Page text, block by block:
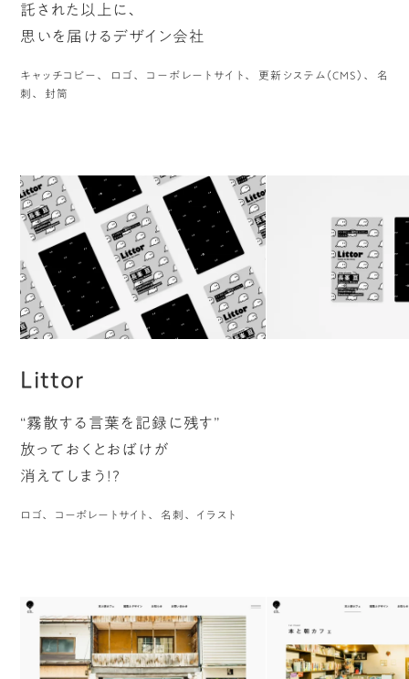
託された以上に、
思いを届けるデザイン会社
キャッチコピー ロゴ コーポレートサイト 更新システム（CMS）
名
刺
封筒
Littor
“霧散する言葉を記録に残す”
放っておくとおばけが
消えてしまう!?
ロゴ コーポレートサイト 名刺 イラスト